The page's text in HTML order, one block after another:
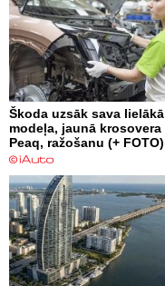
Škoda uzsāk sava lielākā
modeļa, jaunā krosovera
Peaq, ražošanu (+ FOTO)